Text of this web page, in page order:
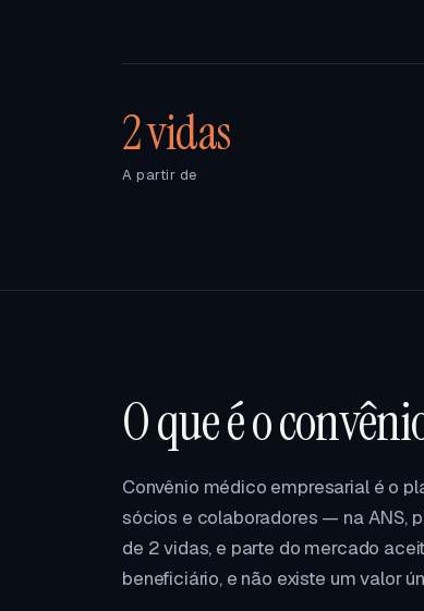
2 vidas
A partir de
O que é o
Convênio médico empresarial é o
sócios e colaboradores — na ANS,
de 2 vidas, e parte do mercado
beneficiário, e não existe um valor